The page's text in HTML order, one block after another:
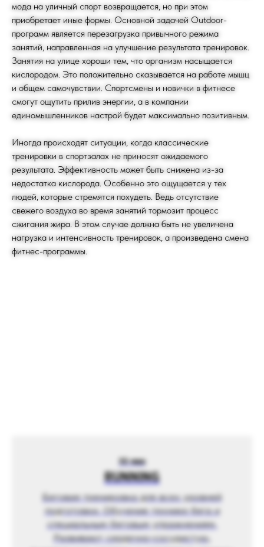
мода на уличный спорт возвращается, но при этом
приобретает иные формы. Основной задачей Outdoor-
программ является перезагрузка привычного режима
занятий, направленная на улучшение результата тренировок.
Занятия на улице хороши тем, что организм насыщается
кислородом. Это положительно сказывается на работе мышц
и общем самочувствии. Спортсмены и новички в фитнесе
смогут ощутить прилив энергии, а в компании
единомышленников настрой будет максимально позитивным.
Иногда происходят ситуации, когда классические
тренировки в спортзалах не приносят ожидаемого
результата. Эффективность может быть снижена из-за
недостатка кислорода. Особенно это ощущается у тех
людей, которые стремятся похудеть. Ведь отсутствие
свежего воздуха во время занятий тормозит процесс
сжигания жира. В этом случае должна быть не увеличена
нагрузка и интенсивность тренировок, а произведена смена
фитнес-программы.
55 мин
RUNNING
Беговая тренировка для всех уровней
подготовки. Обучение технике бега и
специальным беговым упражнениям.
Развивают сердечно-сосудистую,